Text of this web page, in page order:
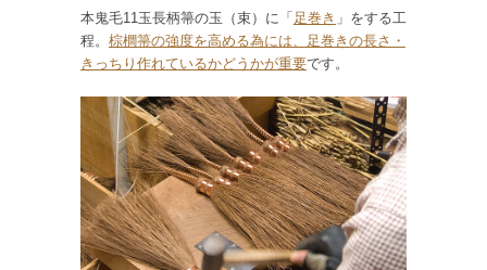
本鬼毛11玉長柄箒の玉（束）に「 足巻き 」をする工
程。 棕櫚箒の強度を高める為には、足巻きの長さ・
きっちり作れているかどうかが重要です。